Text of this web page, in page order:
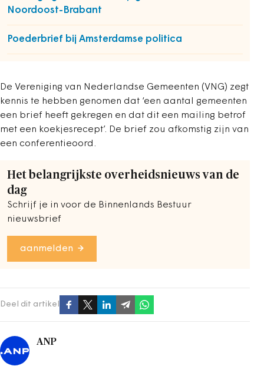
Noordoost-Brabant
Poederbrief bij Amsterdamse politica
De Vereniging van Nederlandse Gemeenten (VNG) zegt
kennis te hebben genomen dat ‘een aantal gemeenten
een brief heeft gekregen en dat dit een mailing betrof
met een koekjesrecept’. De brief zou afkomstig zijn van
een conferentieoord.
Het belangrijkste overheidsnieuws van de
dag
Schrijf je in voor de Binnenlands Bestuur
nieuwsbrief
aanmelden
Deel dit artikel
ANP